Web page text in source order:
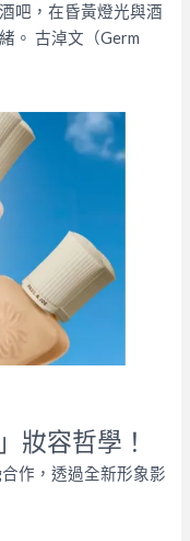
吧，在昏黃燈光與酒
。 古淖文（Germ
妝容哲學！
作，透過全新形象影